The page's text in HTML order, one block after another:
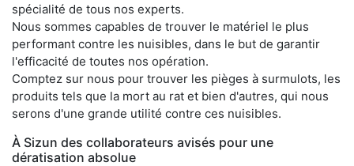
spécialité de tous nos experts.
Nous sommes capables de trouver le matériel le plus
performant contre les nuisibles, dans le but de garantir
l'efficacité de toutes nos opération.
Comptez sur nous pour trouver les pièges à surmulots, les
produits tels que la mort au rat et bien d'autres, qui nous
serons d'une grande utilité contre ces nuisibles.
À Sizun des collaborateurs avisés pour une
dératisation absolue